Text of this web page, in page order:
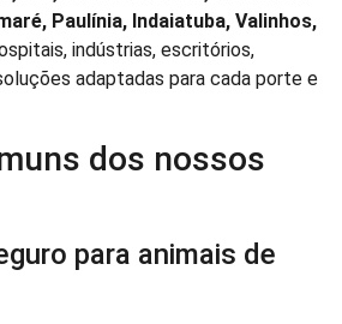
Paulínia, Indaiatuba, Valinhos,
indústrias, escritórios,
adaptadas para cada porte e
dos nossos
para animais de